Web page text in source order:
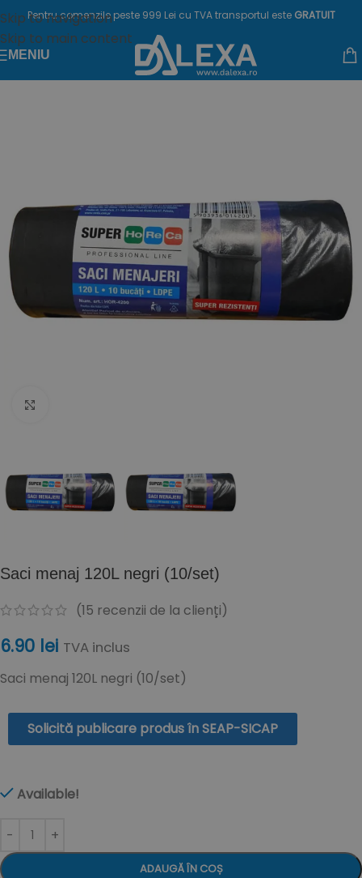
Skip to navigation
Skip to main content
Pentru comenzile peste 999 Lei cu TVA transportul este GRATUIT
MENIU
Saci menaj 120L negri (10/set)
(15 recenzii de la clienți)
6.90 lei TVA inclus
Saci menaj 120L negri (10/set)
Solicită publicare produs în SEAP-SICAP
Available!
ADAUGĂ ÎN COȘ